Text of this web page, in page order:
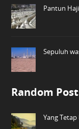
Pantun Haji
Sepuluh
Random
Yang Tetap